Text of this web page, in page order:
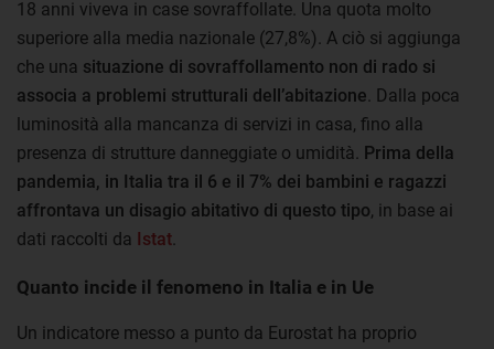
18 anni viveva in case sovraffollate. Una quota molto
superiore alla media nazionale (27,8%). A ciò si aggiunga
che una situazione di sovraffollamento non di rado si
associa a problemi strutturali dell’abitazione. Dalla poca
luminosità alla mancanza di servizi in casa, fino alla
presenza di strutture danneggiate o umidità. Prima della
pandemia, in Italia tra il 6 e il 7% dei bambini e ragazzi
affrontava un disagio abitativo di questo tipo, in base ai
dati raccolti da Istat.
Quanto incide il fenomeno in Italia e in Ue
Un indicatore messo a punto da Eurostat ha proprio